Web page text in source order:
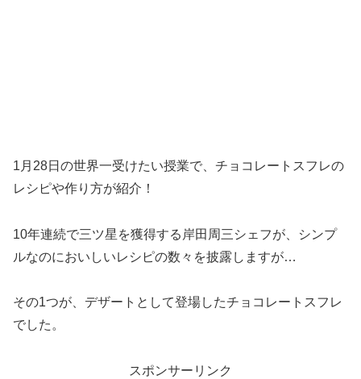
1月28日の世界一受けたい授業で、チョコレートスフレの
レシピや作り方が紹介！
10年連続で三ツ星を獲得する岸田周三シェフが、シンプ
ルなのにおいしいレシピの数々を披露しますが…
その1つが、デザートとして登場したチョコレートスフレ
でした。
スポンサーリンク